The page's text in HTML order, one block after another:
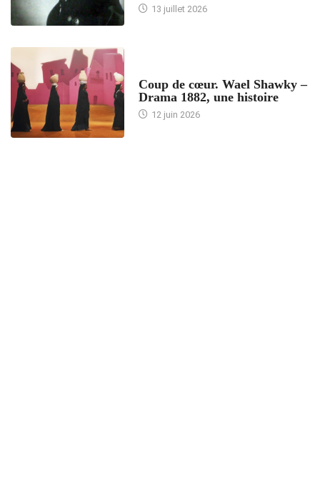
13 juillet 2026
Coup de cœur. Wael Shawky –
Drama 1882, une histoire
12 juin 2026